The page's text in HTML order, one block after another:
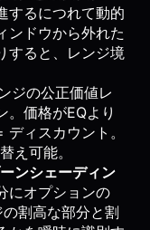
するにつれて動的
ンドウから外れた
すると、レンジ境
ジの公正価値レ
。価格がEQより
ィスカウント。
え可能。
ンシェーディン
オプションの
割高な部分と割